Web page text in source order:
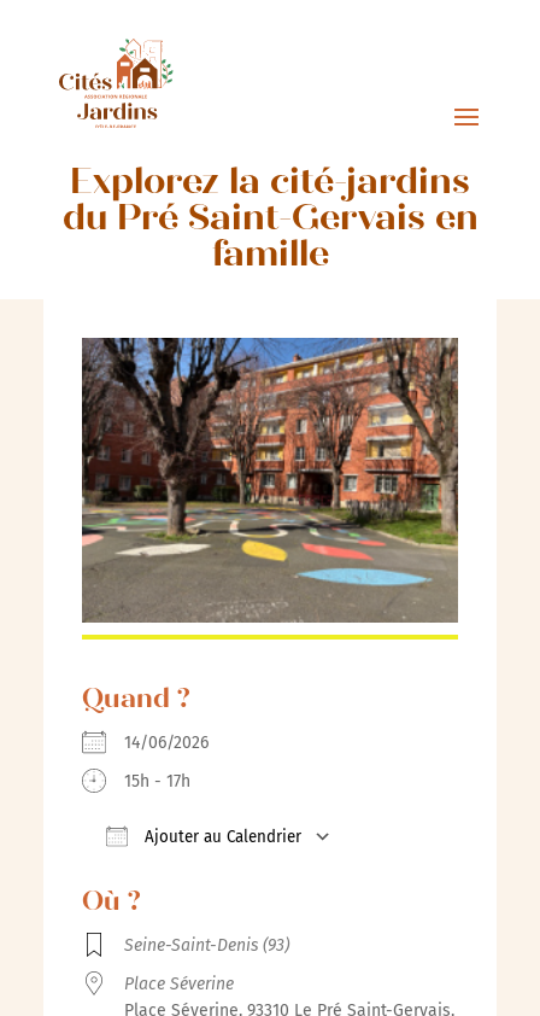
Explorez la cité-jardins
du Pré Saint-Gervais en
famille
Quand ?
14/06/2026
15h - 17h
Ajouter au Calendrier
Où ?
Seine-Saint-Denis (93)
Place Séverine
Place Séverine, 93310 Le Pré Saint-Gervais,